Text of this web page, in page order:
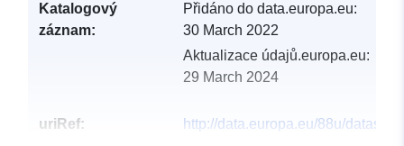
Katalogový
záznam:
Přidáno do data.europa.eu:
30 March 2022
Aktualizace údajů.europa.eu:
29 March 2024
uriRef:
http://data.europa.eu/88u/